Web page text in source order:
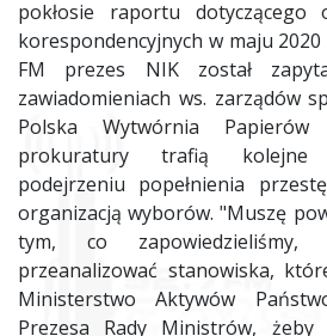
pokłosie raportu dotyczącego
korespondencyjnych w maju
FM prezes NIK został
zawiadomieniach ws. zarządów
Polska Wytwórnia Papierów
prokuratury trafią kolejne
podejrzeniu popełnienia
organizacją wyborów. "Muszę
tym, co zapowiedzieliśmy,
przeanalizować stanowiska,
Ministerstwo Aktywów
Prezesa Rady Ministrów, żeby